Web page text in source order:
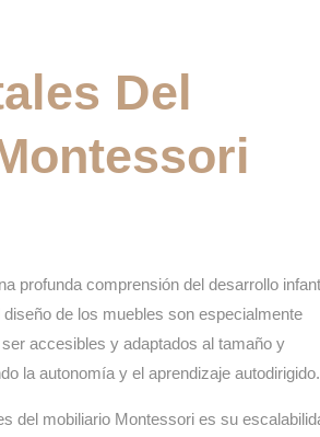
Del
profunda comprensión del desarrollo
de los muebles son especialmente
accesibles y adaptados al tamaño y
la autonomía y el aprendizaje autodirigido.
del mobiliario Montessori es su